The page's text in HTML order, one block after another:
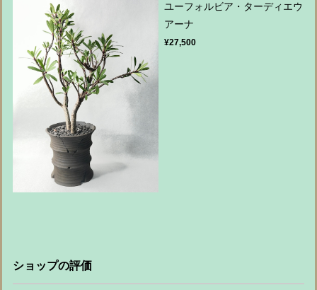
ユーフォルビア・ターディエウ
アーナ
¥27,500
ショップの評価